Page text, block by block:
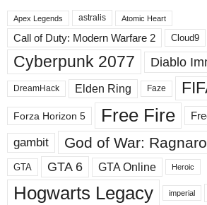
е
а
д
е
л
ы
Apex Legends astralis Atomic Heart
Call of Duty: Modern Warfare 2 Cloud9
Cyberpunk 2077 Diablo
DreamHack Elden Ring Faze
Forza Horizon 5 Free Fire
gambit God of War:
GTA GTA 6 GTA Online Heroic
Hogwarts Legacy imperial